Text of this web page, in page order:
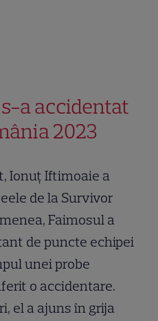
a accidentat
2023
Ionuț Iftimoaie a
de la Survivor
Faimosul a
de puncte echipei
unei probe
o accidentare.
el a ajuns în grija